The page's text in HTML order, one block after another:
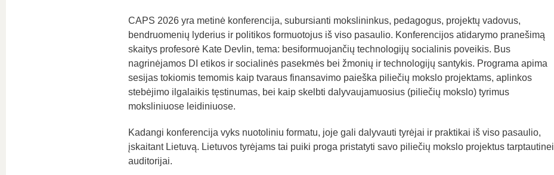
CAPS 2026 yra metinė konferencija, subursianti mokslininkus, pedagogus, projektų vadovus,
bendruomenių lyderius ir politikos formuotojus iš viso pasaulio. Konferencijos atidarymo pranešimą
skaitys profesorė Kate Devlin, tema: besiformuojančių technologijų socialinis poveikis. Bus
nagrinėjamos DI etikos ir socialinės pasekmės bei žmonių ir technologijų santykis. Programa apima
sesijas tokiomis temomis kaip tvaraus finansavimo paieška piliečių mokslo projektams, aplinkos
stebėjimo ilgalaikis tęstinumas, bei kaip skelbti dalyvaujamuosius (piliečių mokslo) tyrimus
moksliniuose leidiniuose.
Kadangi konferencija vyks nuotoliniu formatu, joje gali dalyvauti tyrėjai ir praktikai iš viso pasaulio,
įskaitant Lietuvą. Lietuvos tyrėjams tai puiki proga pristatyti savo piliečių mokslo projektus tarptautinei
auditorijai.